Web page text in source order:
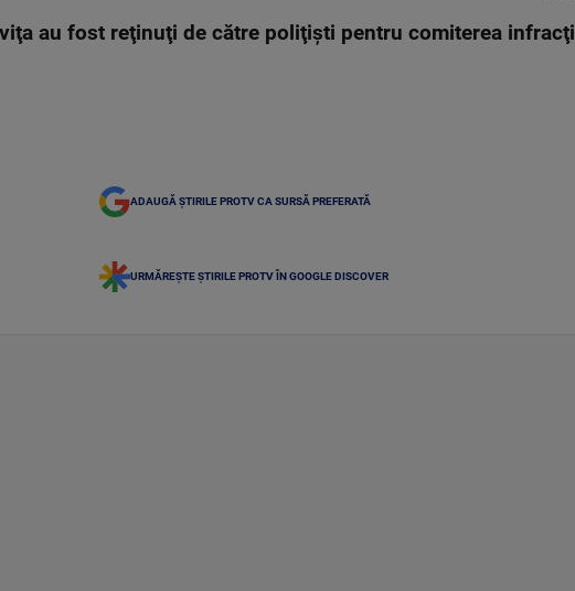
au fost reţinuţi de către poliţişti pentru comiterea
ADAUGĂ ȘTIRILE PROTV CA SURSĂ PREFERATĂ
URMĂREȘTE ȘTIRILE PROTV ÎN GOOGLE DISCOVER